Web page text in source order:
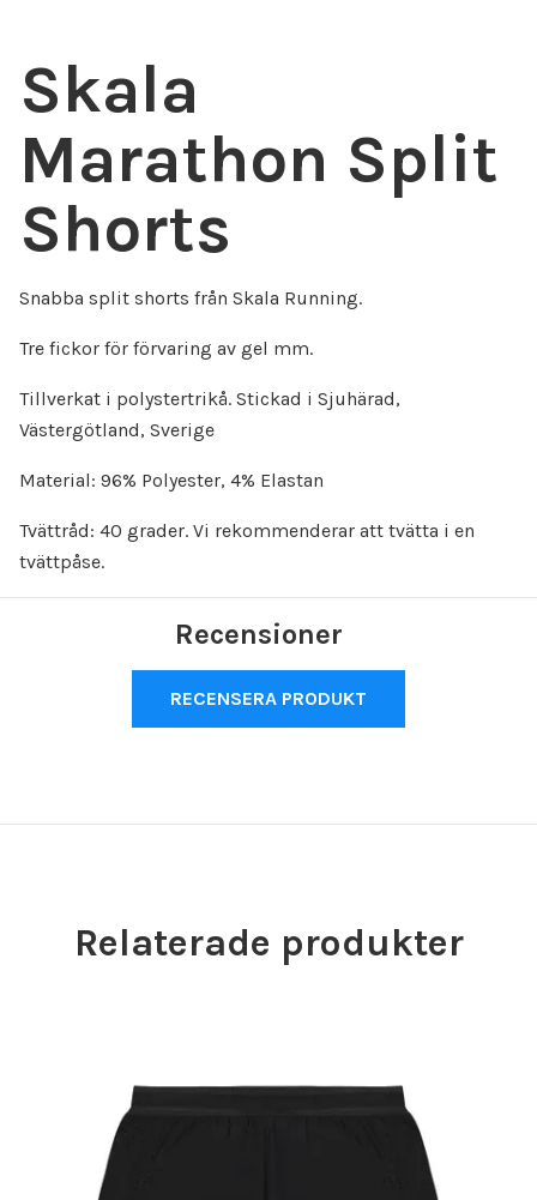
Skala
Marathon Split
Shorts
Snabba split shorts från Skala Running.
Tre fickor för förvaring av gel mm.
Tillverkat i polystertrikå. Stickad i Sjuhärad,
Västergötland, Sverige
Material: 96% Polyester, 4% Elastan
Tvättråd: 40 grader. Vi rekommenderar att tvätta i en
tvättpåse.
Recensioner
RECENSERA PRODUKT
Relaterade produkter